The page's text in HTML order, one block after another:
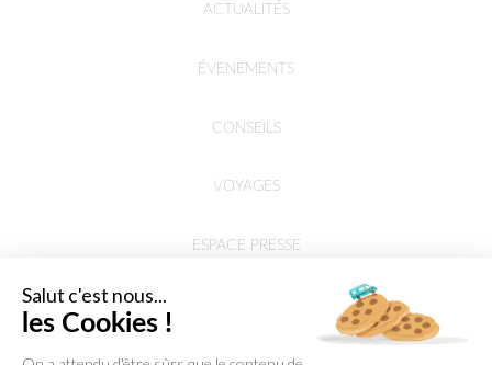
ACTUALITÉS
ÉVENEMENTS
CONSEILS
VOYAGES
ESPACE PRESSE
Salut c'est nous...
les Cookies !